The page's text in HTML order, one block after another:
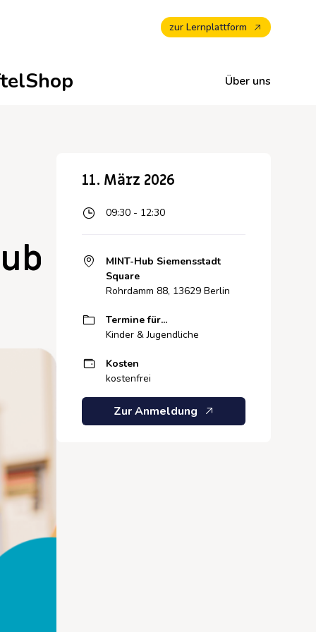
Newsletter abonnieren —
Makerspaces & Maker
Unterrichtsmaterialien für
Alle Termine -
Über uns
Zu unseren
zur Lernplattform
11. März 2026
09:30 - 12:30
MINT-Hub Siemensstadt
Square
Rohrdamm 88, 13629 Berlin
Termine für...
Kinder & Jugendliche
Kosten
kostenfrei
Zur Anmeldung